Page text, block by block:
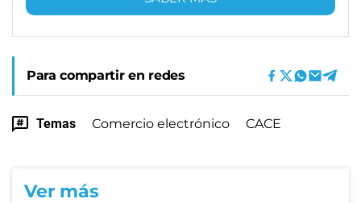
Para compartir en redes
Temas Comercio electrónico CACE
Ver más